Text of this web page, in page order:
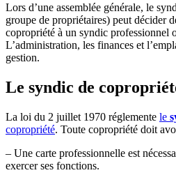
Lors d’une assemblée générale, le
groupe de propriétaires) peut décider
copropriété à un syndic professionnel
L’administration, les finances et
gestion.
Le syndic de
La loi du 2 juillet 1970 réglemente le
copropriété. Toute copropriété doit
– Une carte professionnelle est
exercer ses fonctions.